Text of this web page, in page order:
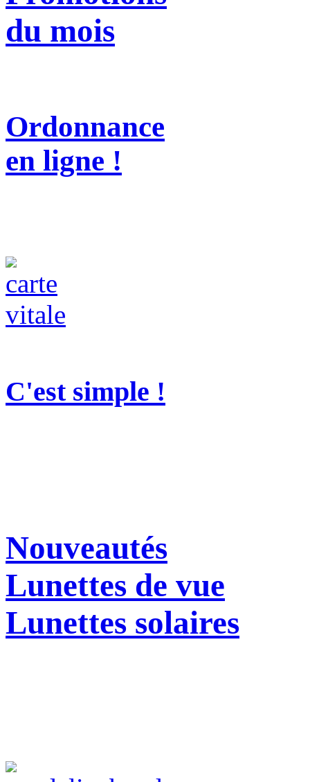
du mois
Ordonnance
en ligne !
C'est simple !
Nouveautés
Lunettes de vue
Lunettes solaires